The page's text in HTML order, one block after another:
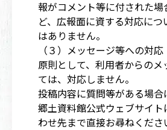
報がコメント等に付された場
ど、広報面に資する対応に
はありません。
（３）メッセージ等への対応
原則として、利用者からのメ
ては、対応しません。
投稿内容に質問等がある場
郷土資料館公式ウェブサイ
わせ先まで直接お尋ねくださ